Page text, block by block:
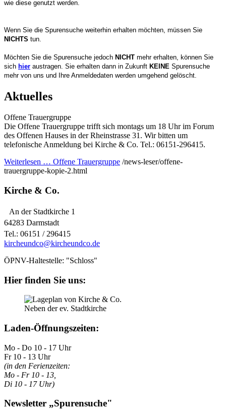
wie diese genutzt werden.
Wenn Sie die Spurensuche weiterhin erhalten möchten, müssen Sie
NICHTS tun.
Möchten Sie die Spurensuche jedoch NICHT mehr erhalten, können Sie
sich hier austragen. Sie erhalten dann in Zukunft KEINE Spurensuche
mehr von uns und Ihre Anmeldedaten werden umgehend gelöscht.
Aktuelles
Offene Trauergruppe
Die Offene Trauergruppe trifft sich montags um 18 Uhr im Forum
des Offenen Hauses in der Rheinstrasse 31. Wir bitten um
telefonische Anmeldung bei Kirche & Co. Tel.: 06151-296415.
Weiterlesen … Offene Trauergruppe /news-leser/offene-
trauergruppe-kopie-2.html
Kirche & Co.
An der Stadtkirche 1
64283 Darmstadt
Tel.: 06151 / 296415
kircheundco@kircheundco.de
ÖPNV-Haltestelle: "Schloss"
Hier finden Sie uns:
Neben der ev. Stadtkirche
Laden-Öffnungszeiten:
Mo - Do 10 - 17 Uhr
Fr 10 - 13 Uhr
(in den Ferienzeiten:
Mo - Fr 10 - 13,
Di 10 - 17 Uhr)
Newsletter „Spurensuche"